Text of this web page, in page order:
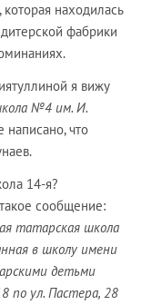
находилась
фабрики
я вижу
№4 им. И.
написано, что
14-я?
сообщение:
татарская школа
в школу имени
детьми
по ул. Пастера, 28